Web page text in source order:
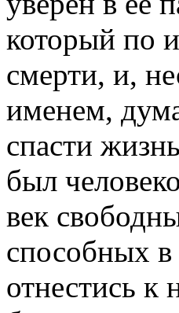
который по
смерти, и,
именем,
спасти
был
век
способных
отнестись к